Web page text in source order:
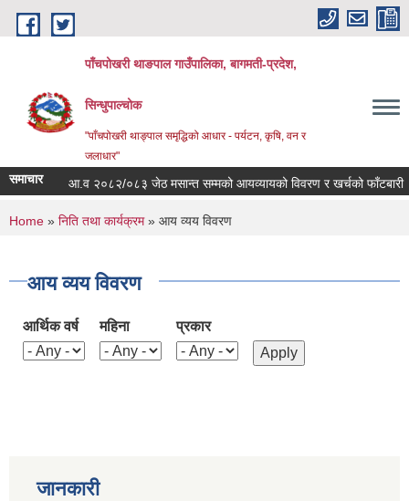
Skip to main content
पाँचपोखरी थाङपाल गाउँपालिका, बागमती-प्रदेश,
सिन्धुपाल्चोक
"पाँचपोखरी थाङ्पाल समृद्धिको आधार - पर्यटन, कृषि, वन र
जलाधार"
समाचारआ.व २०८२/०८३ जेठ मसान्त सम्मको आयव्यायको विवरण र खर्चको फाँटबारी ।
You are here
Home » निति तथा कार्यक्रम» आय व्यय विवरण
आय व्यय विवरण
आर्थिक वर्ष महिना प्रकार
जानकारी